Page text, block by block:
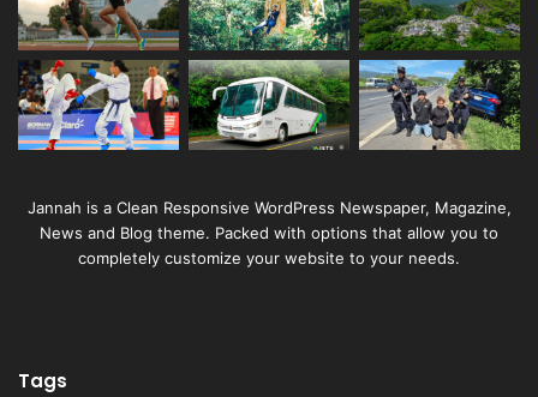
Jannah is a Clean Responsive WordPress Newspaper, Magazine,
News and Blog theme. Packed with options that allow you to
completely customize your website to your needs.
Tags